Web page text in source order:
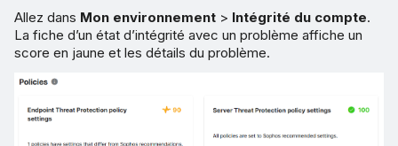
Allez dans Mon environnement > Intégrité du compte.
La fiche d’un état d’intégrité avec un problème affiche un
score en jaune et les détails du problème.